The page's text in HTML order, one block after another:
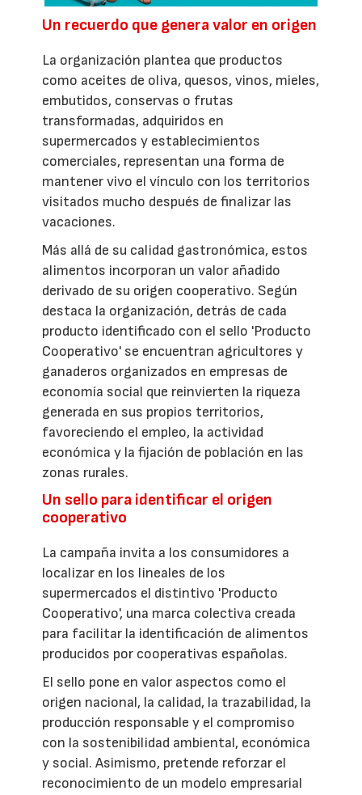
Un recuerdo que genera valor en origen
La organización plantea que productos
como aceites de oliva, quesos, vinos, mieles,
embutidos, conservas o frutas
transformadas, adquiridos en
supermercados y establecimientos
comerciales, representan una forma de
mantener vivo el vínculo con los territorios
visitados mucho después de finalizar las
vacaciones.
Más allá de su calidad gastronómica, estos
alimentos incorporan un valor añadido
derivado de su origen cooperativo. Según
destaca la organización, detrás de cada
producto identificado con el sello 'Producto
Cooperativo' se encuentran agricultores y
ganaderos organizados en empresas de
economía social que reinvierten la riqueza
generada en sus propios territorios,
favoreciendo el empleo, la actividad
económica y la fijación de población en las
zonas rurales.
Un sello para identificar el origen
cooperativo
La campaña invita a los consumidores a
localizar en los lineales de los
supermercados el distintivo 'Producto
Cooperativo', una marca colectiva creada
para facilitar la identificación de alimentos
producidos por cooperativas españolas.
El sello pone en valor aspectos como el
origen nacional, la calidad, la trazabilidad, la
producción responsable y el compromiso
con la sostenibilidad ambiental, económica
y social. Asimismo, pretende reforzar el
reconocimiento de un modelo empresarial